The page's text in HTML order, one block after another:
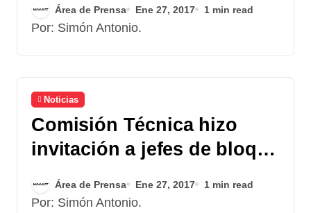
Área de Prensa Ene 27, 2017 1 min read
Por: Simón Antonio.
Noticias
Comisión Técnica hizo
invitación a jefes de bloque
por reformas a la
Constitución
Área de Prensa Ene 27, 2017 1 min read
Por: Simón Antonio.